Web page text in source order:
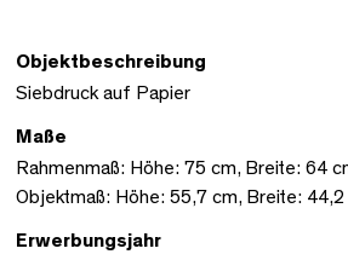
Objektbeschreibung
Siebdruck auf Papier
Maße
Rahmenmaß: Höhe: 75 cm, Breite: 64
Objektmaß: Höhe: 55,7 cm, Breite: 44,2
Erwerbungsjahr